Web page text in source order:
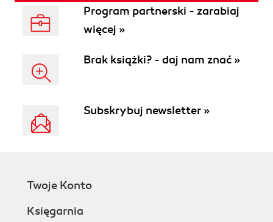
Program partnerski - zarabiaj
więcej »
Brak książki? - daj nam znać »
Subskrybuj newsletter »
Twoje Konto
Księgarnia